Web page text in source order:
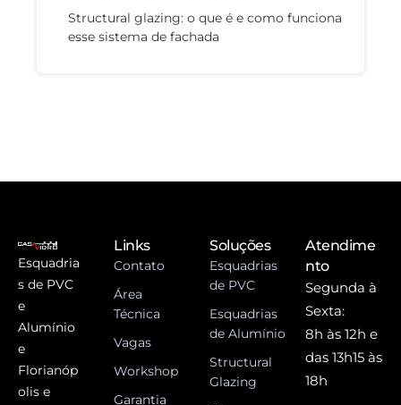
Structural glazing: o que é e como funciona
esse sistema de fachada
Esquadria
s de PVC
e
Alumínio
e
Florianóp
olis e
Links
Contato
Área
Técnica
Vagas
Workshop
Garantia
Soluções
Esquadrias
de PVC
Esquadrias
de Alumínio
Structural
Glazing
Atendime
nto
Segunda à
Sexta:
8h às 12h e
das 13h15 às
18h